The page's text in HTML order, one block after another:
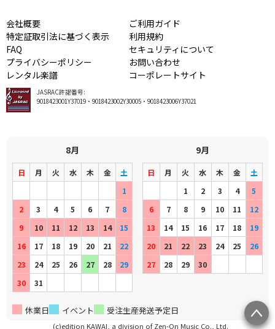
会社概要
ご利用ガイド
特定証取引法に基づく表示
利用規約
FAQ
セキュリティについて
プライバシーポリシー
お問い合わせ
レンタル楽譜
コーポレートサイト
JASRAC許諾番号:
9018423001Y37019・9018423002Y30005・9018423006Y37021
8月
日 月 火 水 木 金
土
1
2
3 4 5 6 7
8
9
10 11 12 13 14
15
16
17 18 19 20 21
22
23
24 25 26 27 28
29
30
31
9月
日 月 火 水 木 金
土
1
2 3 4
5
6
7 8 9 10 11
12
13
14 15 16 17 18
19
20
21 22 23 24 25
26
27
28 29 30
休業日 イベント 受注生産発送予定日
(c)edition KAWAI, a division of Zen-On Music Co., Ltd.